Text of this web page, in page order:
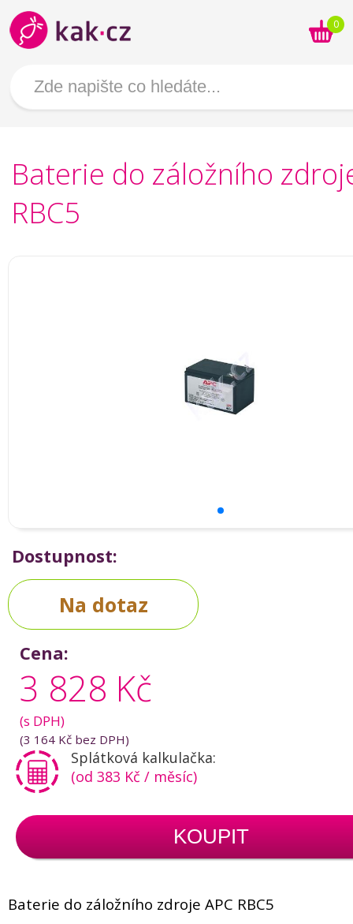
0
Baterie do záložního
RBC5
Dostupnost:
Na dotaz
Cena:
3 828 Kč
(s DPH)
(3 164 Kč bez DPH)
Splátková kalkulačka:
(od 383 Kč / měsíc)
KOUPIT
Baterie do záložního zdroje APC RBC5